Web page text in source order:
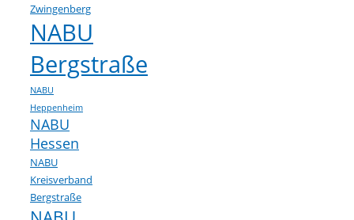
Zwingenberg
NABU
Bergstraße
NABU
Heppenheim
NABU
Hessen
NABU
Kreisverband
Bergstraße